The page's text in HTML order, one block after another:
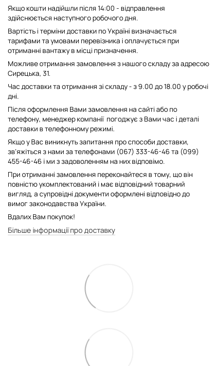
Якщо кошти надійшли після 14:00 - відправлення
здійснюється наступного робочого дня.
Вартість і терміни доставки по Україні визначається
тарифами та умовами перевізника і оплачується при
отриманні вантажу в місці призначення.
Можливе отримання замовлення з нашого складу за адресою
Сирецька, 31.
Час доставки та отримання зі складу - з 9.00 до 18.00 у робочі
дні.
Після оформлення Вами замовлення на сайті або по
телефону, менеджер компанії погоджує з Вами час і деталі
доставки в телефонному режимі.
Якщо у Вас виникнуть запитання про способи доставки,
зв'яжіться з нами за телефонами (067) 333-46-46 та (099)
455-46-46 і ми з задоволенням на них відповімо.
При отриманні замовлення переконайтеся в тому, що він
повністю укомплектований і має відповідний товарний
вигляд, а супровідні документи оформлені відповідно до
вимог законодавства України.
Вдалих Вам покупок!
Більше інформації про доставку